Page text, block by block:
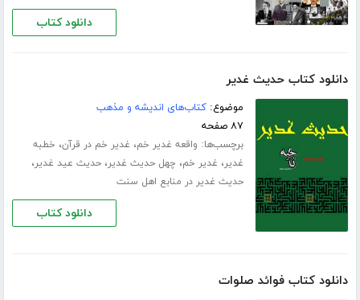
دانلود کتاب
دانلود کتاب حدیث غدیر
موضوع:کتاب‌های اندیشه و مذهب
۸۷ صفحه
برچسب‌ها: واقعه غدیر خم، غدیر خم در قرآن، خطبه
غدیر، غدیر خم، چهل حدیث غدیر،حدیث عید غدیر،
حدیث غدیر در منابع اهل سنت
دانلود کتاب
دانلود کتاب فوائد صلوات